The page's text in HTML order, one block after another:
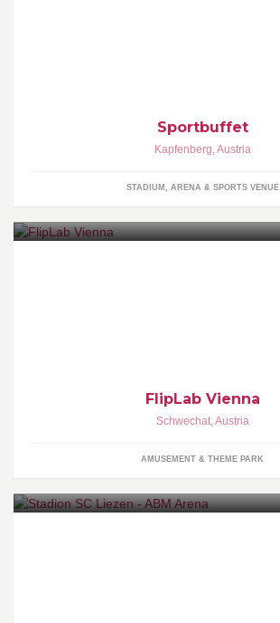
Sportbuffet
Kapfenberg,Austria
STADIUM, ARENA & SPORTS VENUE
FlipLab Vienna
Schwechat,Austria
AMUSEMENT & THEME PARK